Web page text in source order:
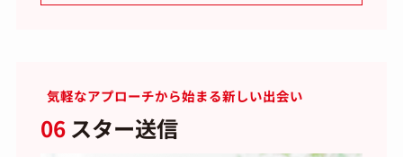
気軽なアプローチから始まる新しい出会い
06スター送信